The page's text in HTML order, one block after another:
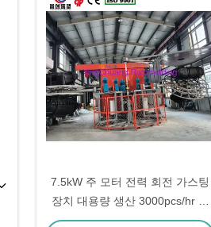
7.5kW 주 모터 전력 회전 가스팅
장치 대용량 생산 3000pcs/hr 속
도